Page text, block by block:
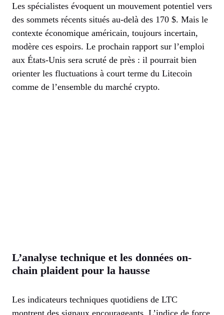
Les spécialistes évoquent un mouvement potentiel vers
des sommets récents situés au-delà des 170 $. Mais le
contexte économique américain, toujours incertain,
modère ces espoirs. Le prochain rapport sur l’emploi
aux États-Unis sera scruté de près : il pourrait bien
orienter les fluctuations à court terme du Litecoin
comme de l’ensemble du marché crypto.
L’analyse technique et les données on-
chain plaident pour la hausse
Les indicateurs techniques quotidiens de LTC
montrent des signaux encourageants. L’indice de force